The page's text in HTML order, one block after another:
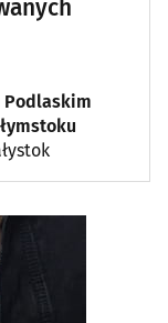
Podlaskim